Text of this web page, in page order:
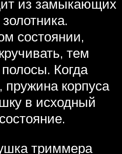
из замыкающих
состоянии,
тем
Когда
пружина корпуса
в исходный
триммера